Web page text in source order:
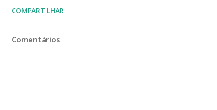
COMPARTILHAR
Comentários